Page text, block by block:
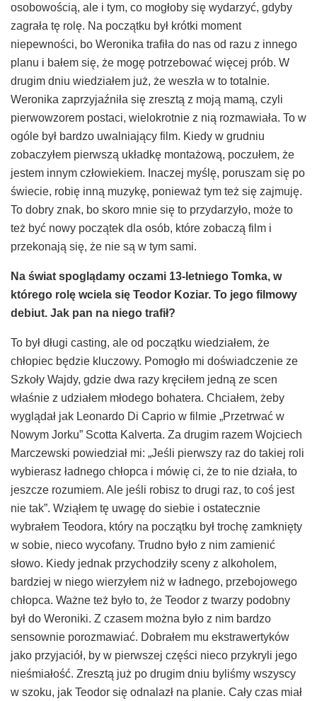
osobowością, ale i tym, co mogłoby się wydarzyć, gdyby
zagrała tę rolę. Na początku był krótki moment
niepewności, bo Weronika trafiła do nas od razu z innego
planu i bałem się, że mogę potrzebować więcej prób. W
drugim dniu wiedziałem już, że weszła w to totalnie.
Weronika zaprzyjaźniła się zresztą z moją mamą, czyli
pierwowzorem postaci, wielokrotnie z nią rozmawiała. To w
ogóle był bardzo uwalniający film. Kiedy w grudniu
zobaczyłem pierwszą układkę montażową, poczułem, że
jestem innym człowiekiem. Inaczej myślę, poruszam się po
świecie, robię inną muzykę, ponieważ tym też się zajmuję.
To dobry znak, bo skoro mnie się to przydarzyło, może to
też być nowy początek dla osób, które zobaczą film i
przekonają się, że nie są w tym sami.
Na świat spogl ądamy oczami 13-letniego Tomka, w
którego rol ę wciela się Teodor Koziar. To jego filmowy
debiut. Jak pan na niego trafił?
To był długi casting, ale od początku wiedziałem, że
chłopiec będzie kluczowy. Pomogło mi doświadczenie ze
Szkoły Wajdy, gdzie dwa razy kręciłem jedną ze scen
właśnie z udziałem młodego bohatera. Chciałem, żeby
wyglądał jak Leonardo Di Caprio w filmie „Przetrwać w
Nowym Jorku” Scotta Kalverta. Za drugim razem Wojciech
Marczewski powiedział mi: „Jeśli pierwszy raz do takiej roli
wybierasz ładnego chłopca i mówię ci, że to nie działa, to
jeszcze rozumiem. Ale jeśli robisz to drugi raz, to coś jest
nie tak”. Wziąłem tę uwagę do siebie i ostatecznie
wybrałem Teodora, który na początku był trochę zamknięty
w sobie, nieco wycofany. Trudno było z nim zamienić
słowo. Kiedy jednak przychodziły sceny z alkoholem,
bardziej w niego wierzyłem niż w ładnego, przebojowego
chłopca. Ważne też było to, że Teodor z twarzy podobny
był do Weroniki. Z czasem można było z nim bardzo
sensownie porozmawiać. Dobrałem mu ekstrawertyków
jako przyjaciół, by w pierwszej części nieco przykryli jego
nieśmiałość. Zresztą już po drugim dniu byliśmy wszyscy
w szoku, jak Teodor się odnalazł na planie. Cały czas miał